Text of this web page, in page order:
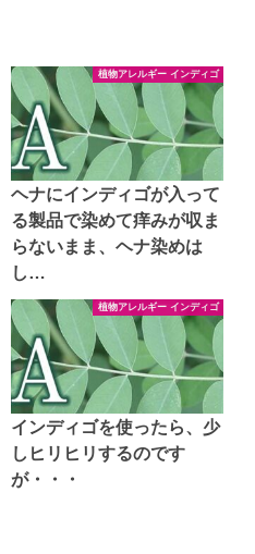
植物アレルギー インディゴ
ヘナにインディゴが入って
る製品で染めて痒みが収ま
らないまま、ヘナ染めは
し…
植物アレルギー インディゴ
インディゴを使ったら、少
しヒリヒリするのです
が・・・